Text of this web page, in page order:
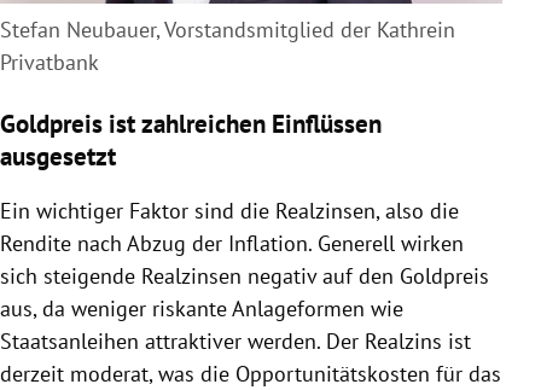
Stefan Neubauer, Vorstandsmitglied der Kathrein
Privatbank
Goldpreis ist zahlreichen Einflüssen
ausgesetzt
Ein wichtiger Faktor sind die Realzinsen, also die
Rendite nach Abzug der Inflation. Generell wirken
sich steigende Realzinsen negativ auf den Goldpreis
aus, da weniger riskante Anlageformen wie
Staatsanleihen attraktiver werden. Der Realzins ist
derzeit moderat, was die Opportunitätskosten für das